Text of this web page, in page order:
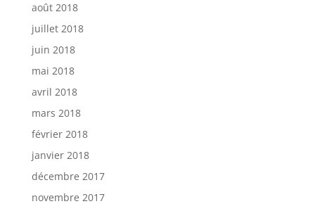
août 2018
juillet 2018
juin 2018
mai 2018
avril 2018
mars 2018
février 2018
janvier 2018
décembre 2017
novembre 2017